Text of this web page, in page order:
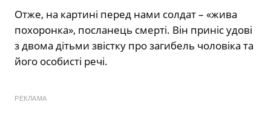
Отже, на картині перед нами солдат – «жива
похоронка», посланець смерті. Він приніс удові
з двома дітьми звістку про загибель чоловіка та
його особисті речі.
РЕКЛАМА